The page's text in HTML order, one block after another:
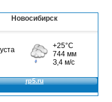
Новосибирск